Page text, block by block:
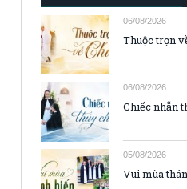
06/08/2026
Thuộc trọn
06/08/2026
Chiếc nhẫn
05/08/2026
Vui mùa